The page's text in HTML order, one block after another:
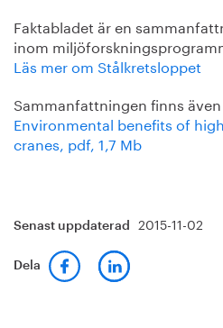
Faktabladet är en
inom
Läs mer om Stålkretsloppet
Sammanfattningen finns
Environmental benefits of
cranes, pdf, 1,7 Mb
Senast uppdaterad 2015-11-02
Dela